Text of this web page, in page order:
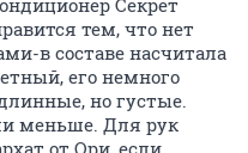
Секрет
тем, что нет
в составе насчитала
его немного
но густые.
меньше. Для рук
от Ори, если